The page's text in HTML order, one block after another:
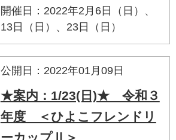
開催日：2022年2月6日（日）、
13日（日）、23日（日）
公開日：2022年01月09日
★案内：1/23(日)★ 令和３
年度 ＜ひよこフレンドリ
ーカップⅡ＞